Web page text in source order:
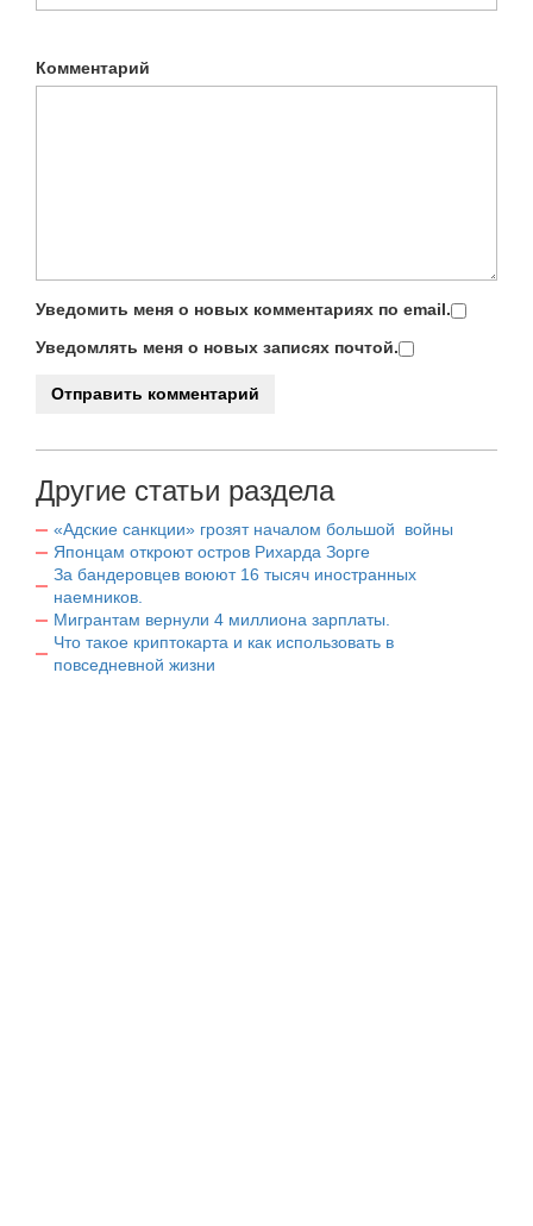
Комментарий
Уведомить меня о новых комментариях по email.
Уведомлять меня о новых записях почтой.
Другие статьи раздела
«Адские санкции» грозят началом большой войны
Японцам откроют остров Рихарда Зорге
За бандеровцев воюют 16 тысяч иностранных
наемников.
Мигрантам вернули 4 миллиона зарплаты.
Что такое криптокарта и как использовать в
повседневной жизни